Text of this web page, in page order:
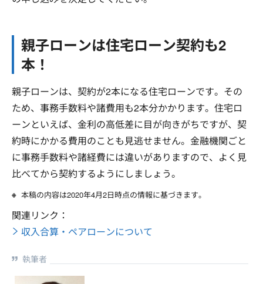
親子ローンは住宅ローン契約も2
本！
親子ローンは、契約が2本になる住宅ローンです。その
ため、事務手数料や諸費用も2本分かかります。住宅ロ
ーンといえば、金利の高低差に目が向きがちですが、契
約時にかかる費用のことも見逃せません。金融機関ごと
に事務手数料や諸経費には違いがありますので、よく見
比べてから契約するようにしましょう。
本稿の内容は2020年4月2日時点の情報に基づきます。
関連リンク：
収入合算・ペアローンについて
執筆者